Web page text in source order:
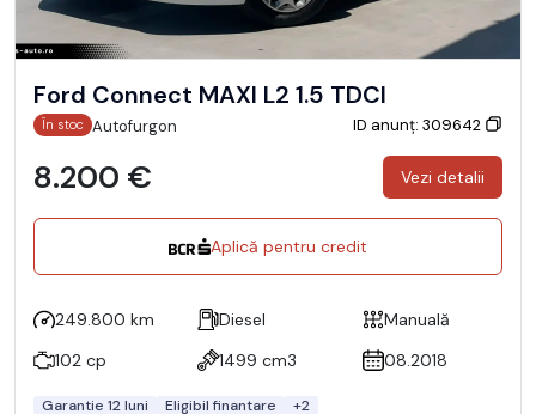
Ford Connect MAXI L2 1.5 TDCI
În stoc Autofurgon ID anunț: 309642
8.200 € Vezi detalii
Aplică pentru credit
249.800 km Diesel
Manuală
102 cp
1499 cm3 08.2018
Garantie 12 luni Eligibil finantare +2